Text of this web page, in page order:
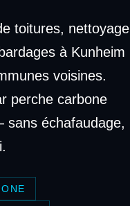
toitures, nettoyage
à Kunheim
voisines.
perche carbone
échafaudage,